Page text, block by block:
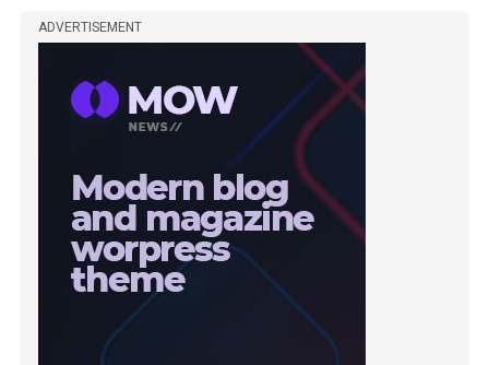
ADVERTISEMENT